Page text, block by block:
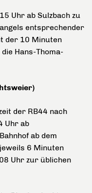
Uhr ab Sulzbach zu
entsprechender
der 10 Minuten
Hans-Thoma-
der RB44 nach
Uhr ab
ab dem
6 Minuten
Uhr zur üblichen